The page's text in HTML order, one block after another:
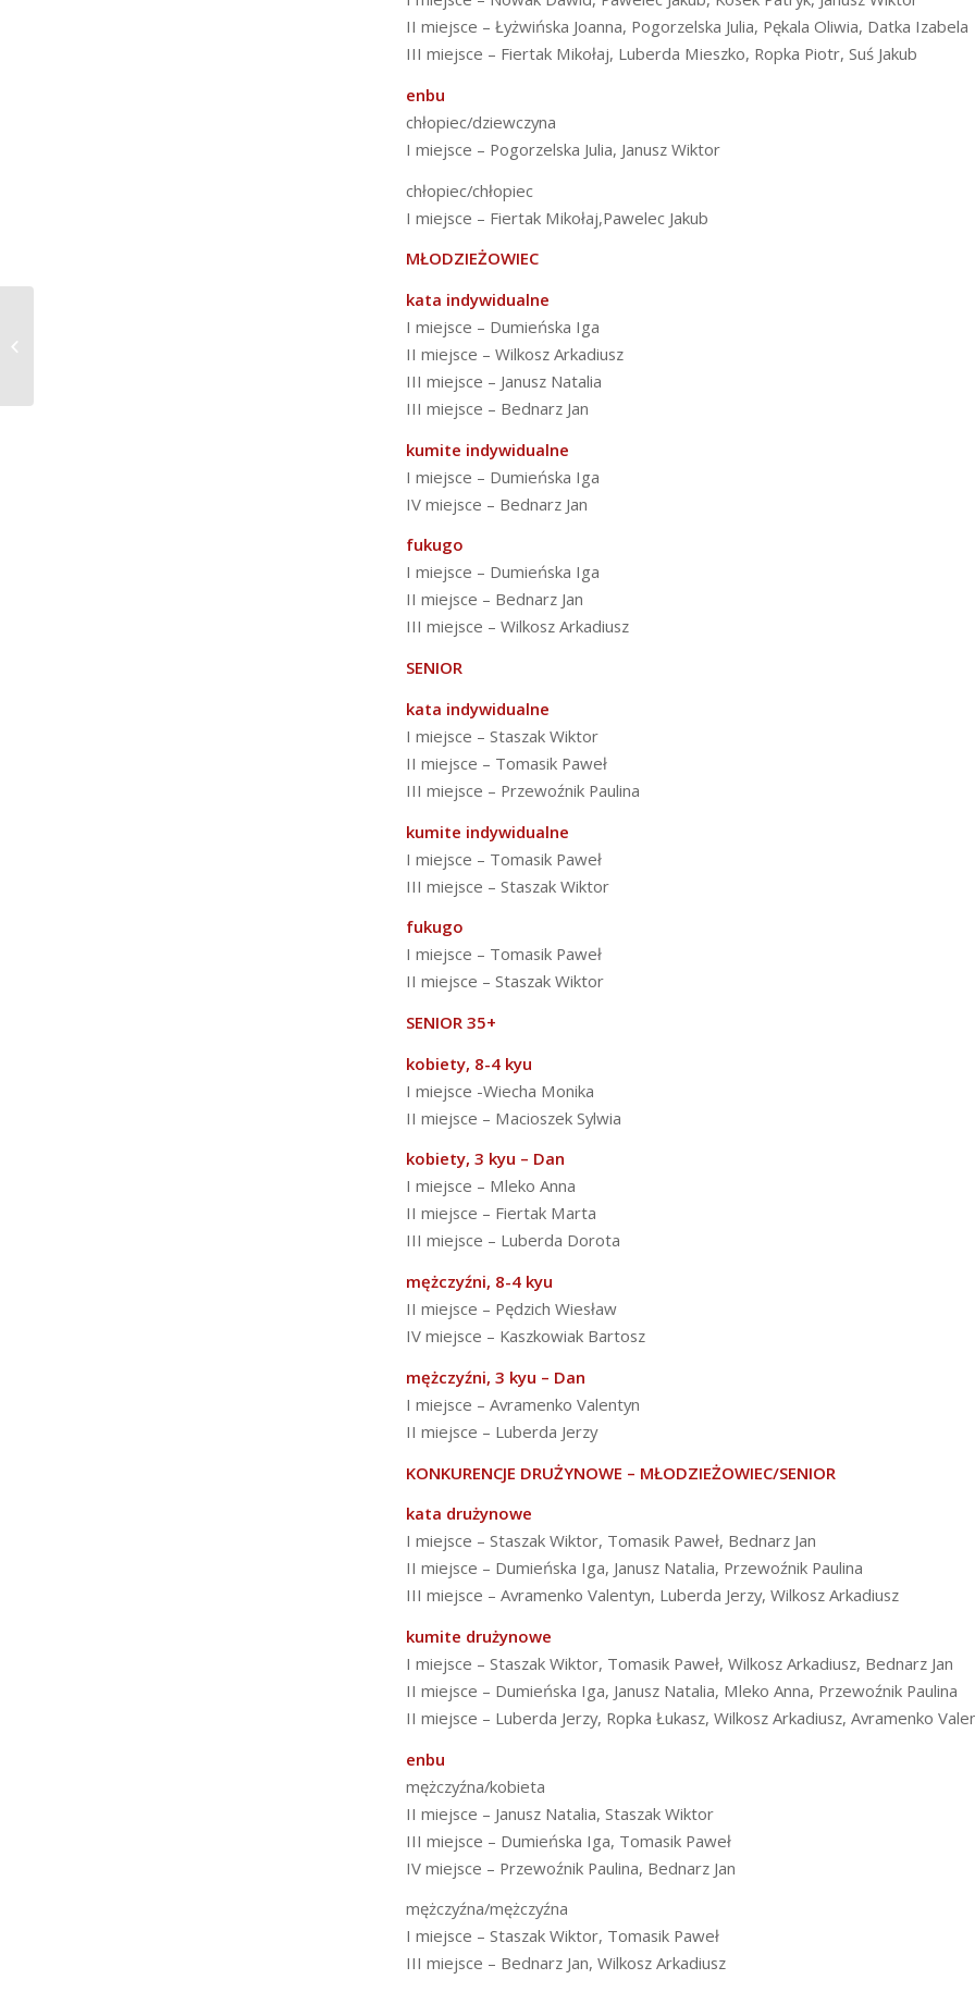
II miejsce – Łyżwińska Joanna, Pogorzelska Julia, Pękala Oliwia, Datka Izabela
III miejsce – Fiertak Mikołaj, Luberda Mieszko, Ropka Piotr, Suś Jakub
enbu
chłopiec/dziewczyna
I miejsce – Pogorzelska Julia, Janusz Wiktor
chłopiec/chłopiec
I miejsce – Fiertak Mikołaj,Pawelec Jakub
MŁODZIEŻOWIEC
kata indywidualne
I miejsce – Dumieńska Iga
II miejsce – Wilkosz Arkadiusz
III miejsce – Janusz Natalia
III miejsce – Bednarz Jan
kumite indywidualne
I miejsce – Dumieńska Iga
IV miejsce – Bednarz Jan
fukugo
I miejsce – Dumieńska Iga
II miejsce – Bednarz Jan
III miejsce – Wilkosz Arkadiusz
SENIOR
kata indywidualne
I miejsce – Staszak Wiktor
II miejsce – Tomasik Paweł
III miejsce – Przewoźnik Paulina
kumite indywidualne
I miejsce – Tomasik Paweł
III miejsce – Staszak Wiktor
fukugo
I miejsce – Tomasik Paweł
II miejsce – Staszak Wiktor
SENIOR 35+
kobiety, 8-4 kyu
I miejsce -Wiecha Monika
II miejsce – Macioszek Sylwia
kobiety, 3 kyu – Dan
I miejsce – Mleko Anna
II miejsce – Fiertak Marta
III miejsce – Luberda Dorota
mężczyźni, 8-4 kyu
II miejsce – Pędzich Wiesław
IV miejsce – Kaszkowiak Bartosz
mężczyźni, 3 kyu – Dan
I miejsce – Avramenko Valentyn
II miejsce – Luberda Jerzy
KONKURENCJE DRUŻYNOWE – MŁODZIEŻOWIEC/SENIOR
kata drużynowe
I miejsce – Staszak Wiktor, Tomasik Paweł, Bednarz Jan
II miejsce – Dumieńska Iga, Janusz Natalia, Przewoźnik Paulina
III miejsce – Avramenko Valentyn, Luberda Jerzy, Wilkosz Arkadiusz
kumite drużynowe
I miejsce – Staszak Wiktor, Tomasik Paweł, Wilkosz Arkadiusz, Bednarz Jan
II miejsce – Dumieńska Iga, Janusz Natalia, Mleko Anna, Przewoźnik Paulina
II miejsce – Luberda Jerzy, Ropka Łukasz, Wilkosz Arkadiusz, Avramenko
enbu
mężczyźna/kobieta
II miejsce – Janusz Natalia, Staszak Wiktor
III miejsce – Dumieńska Iga, Tomasik Paweł
IV miejsce – Przewoźnik Paulina, Bednarz Jan
mężczyźna/mężczyźna
I miejsce – Staszak Wiktor, Tomasik Paweł
III miejsce – Bednarz Jan, Wilkosz Arkadiusz